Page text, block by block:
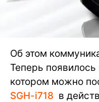
Об этом
Теперь
котором можно
SGH-i718 в